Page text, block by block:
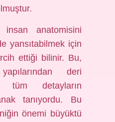
insan anatomisini
yansıtabilmek için
ettiği bilinir. Bu,
deri
tüm detayların
tanıyordu. Bu
önemi büyüktü